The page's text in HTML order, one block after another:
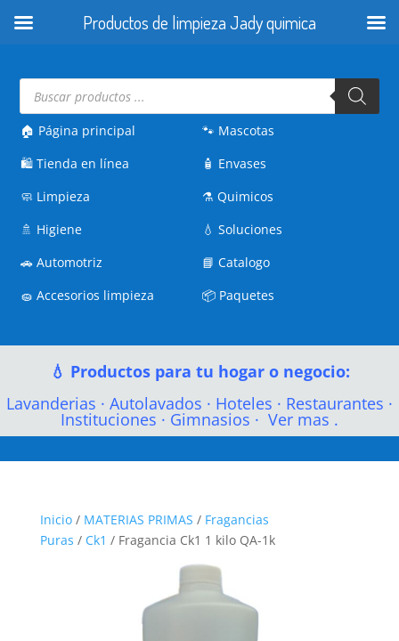
Búsqueda
productos
🏠 Página principal
🛍️Tienda en línea
🧼 Limpieza
🚿 Higiene
🚗Automotriz
🧽Accesorios limpieza
🐾 Mascotas
🧴 Envases
⚗️Quimicos
💧Soluciones
📘Catalogo
📦 Paquetes
💧 Productos para tu hogar o negocio:
Lavanderias · Autolavados · Hoteles · Restaurantes ·
Instituciones · Gimnasios · Ver mas .
Inicio/ MATERIAS PRIMAS / Fragancias
Puras / Ck1 / Fragancia Ck1 1 kilo QA-1k
Productos de limpieza Jady quimica